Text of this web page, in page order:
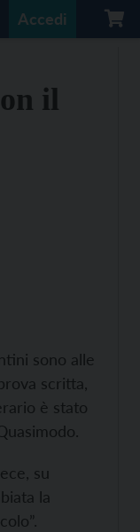
Accedi
il
sono alle
scritta,
è stato
su
la